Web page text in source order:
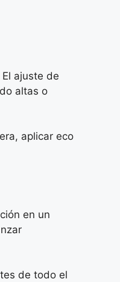
ajuste de
altas o
aplicar eco
en un
de todo el